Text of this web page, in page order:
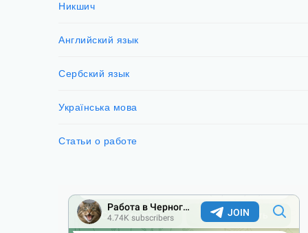
Никшич
Английский язык
Сербский язык
Українська мова
Статьи о работе